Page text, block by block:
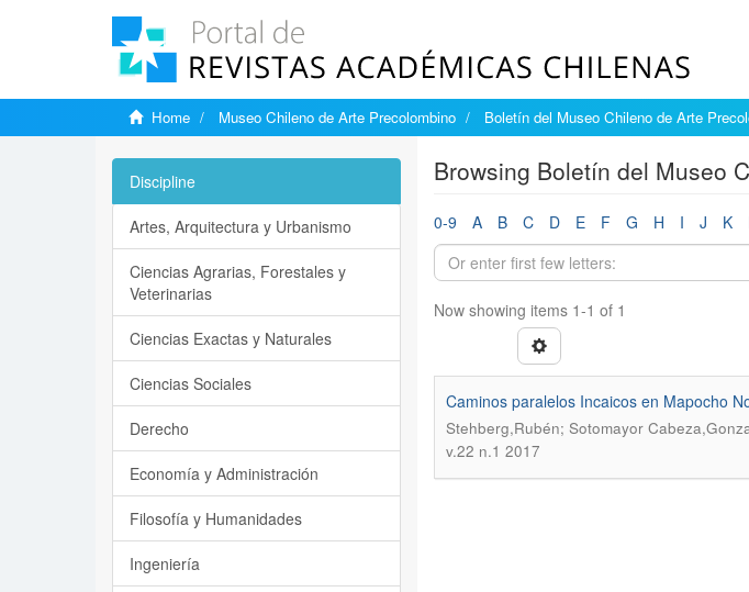
Home Museo Chileno de Arte Precolombino Boletín del Museo Chileno de Arte
Browsing Boletín del Museo
0-9 A B C D E F G H I J K
Now showing items 1-1 of 1
Caminos paralelos Incaicos en Mapocho
Stehberg,Rubén; Sotomayor
v.22 n.1 2017
Discipline
Artes, Arquitectura y Urbanismo
Ciencias Agrarias, Forestales y
Veterinarias
Ciencias Exactas y Naturales
Ciencias Sociales
Derecho
Economía y Administración
Filosofía y Humanidades
Ingeniería